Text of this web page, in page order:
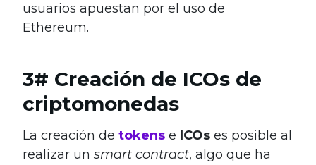
usuarios apuestan por el uso de
Ethereum.
3# Creación de ICOs de
criptomonedas
La creación de tokens e ICOs es posible al
realizar un smart contract, algo que ha